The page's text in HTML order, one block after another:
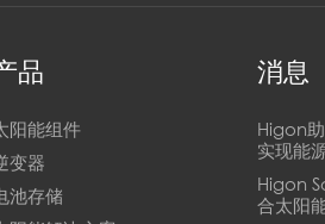
品
阳能组件
变器
池存储
消息
Higon
实现能
Higon
合太阳